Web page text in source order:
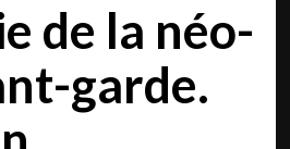
de la néo-
garde.